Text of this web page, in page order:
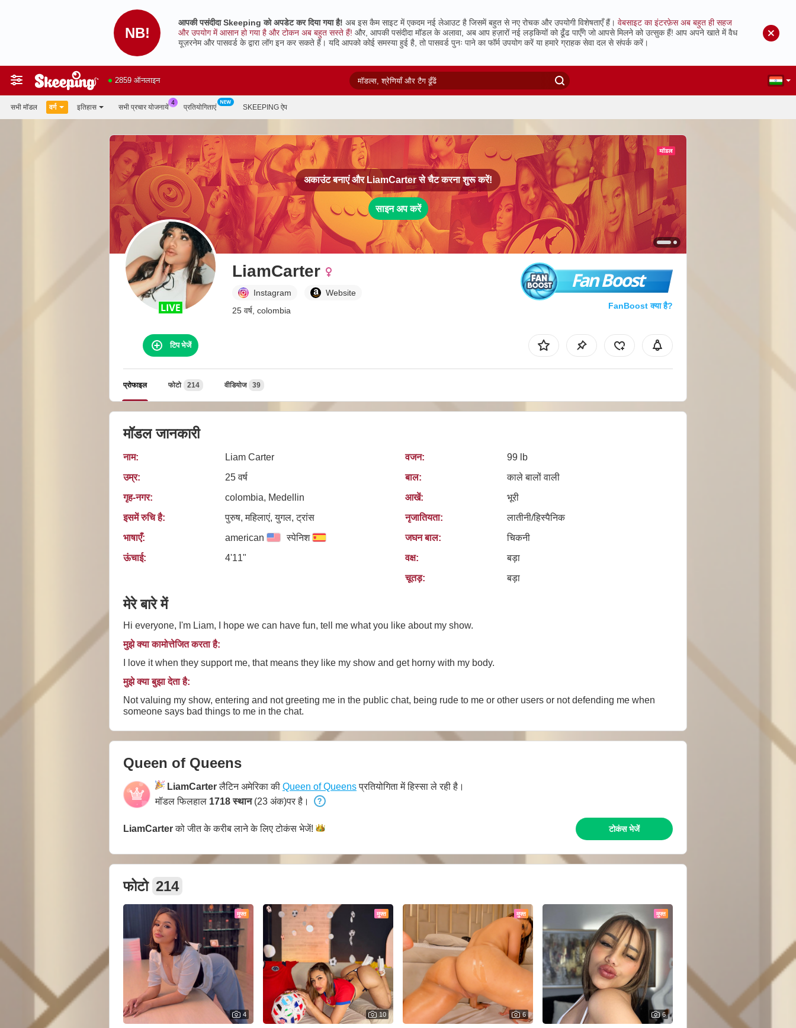
NB!
आपकी पसंदीदा Skeeping को अपडेट कर दिया गया है! अब इस कैम साइट में एकदम नई लेआउट है जिसमें बहुत से नए रोचक और उपयोगी विशेषताएँ हैं। वेबसाइट का इंटरफ़ेस अब बहुत ही सहज
और उपयोग में आसान हो गया है और टोकन अब बहुत सस्ते हैं! और, आपकी पसंदीदा मॉडल के अलावा, अब आप हज़ारों नई लड़कियों को ढूँढ पाएँगे जो आपसे मिलने को उत्सुक हैं! आप अपने खाते में वैध
यूज़रनेम और पासवर्ड के द्वारा लॉग इन कर सकते हैं। यदि आपको कोई समस्या हुई है, तो पासवर्ड पुनः पाने का फॉर्म उपयोग करें या हमारे ग्राहक सेवा दल से संपर्क करें।
2859 ऑनलाइन
सभी मॉडल वर्ग इतिहास सभी प्रचार योजनायें प्रतियोगिताएं SKEEPING ऐप
अकाउंट बनाएं और LiamCarterसे चैट करना शुरू करें!
साइन अप करें
LiamCarter
Instagram
Website
25 वर्ष, colombia
Fan Boost
FanBoost क्या है?
टिप भेजें
प्रोफाइल फोटो 214 वीडियोज 39
मॉडल जानकारी
नाम:
Liam Carter
उम्र:
25 वर्ष
गृह‑नगर:
colombia, Medellin
इसमें रुचि है:
पुरुष, महिलाएं, युगल, ट्रांस
भाषाएँ:
american स्पेनिश
ऊंचाई: 4'11"
वजन:
99 lb
बाल:
काले बालों वाली
आखें:
भूरी
नृजातियता:
लातीनी/हिस्पैनिक
जघन बाल:
चिकनी
वक्ष:
बड़ा
चूतड़:
बड़ा
मेरे बारे में
Hi everyone, I'm Liam, I hope we can have fun, tell me what you like about my show.
मुझे क्या कामोत्तेजित करता है:
I love it when they support me, that means they like my show and get horny with my body.
मुझे क्या बुझा देता है:
Not valuing my show, entering and not greeting me in the public chat, being rude to me or other users or not defending me when
someone says bad things to me in the chat.
Queen of Queens
LiamCarterलैटिन अमेरिका की Queen of Queensप्रतियोगिता में हिस्सा ले रही है।
मॉडल फिलहाल 1718 स्थान(23 अंक)पर है।
LiamCarterको जीत के करीब लाने के लिए टोकंस भेजें! टोकंस भेजें
फोटो 214
मुफ्त
4
मुफ्त
10
मुफ्त
6
मुफ्त
6